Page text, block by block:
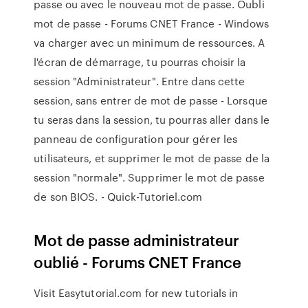
passe ou avec le nouveau mot de passe. Oubli
mot de passe - Forums CNET France - Windows
va charger avec un minimum de ressources. A
l'écran de démarrage, tu pourras choisir la
session "Administrateur". Entre dans cette
session, sans entrer de mot de passe - Lorsque
tu seras dans la session, tu pourras aller dans le
panneau de configuration pour gérer les
utilisateurs, et supprimer le mot de passe de la
session "normale". Supprimer le mot de passe
de son BIOS. - Quick-Tutoriel.com
Mot de passe administrateur
oublié - Forums CNET France
Visit Easytutorial.com for new tutorials in